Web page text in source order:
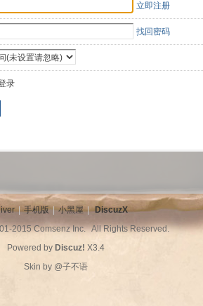
立即注册
找回密码
录
| 手机版 | 小黑屋 | DiscuzX
2015Comsenz Inc.All Rights Reserved.
Powered by Discuz! X3.4
Skin by @子不语